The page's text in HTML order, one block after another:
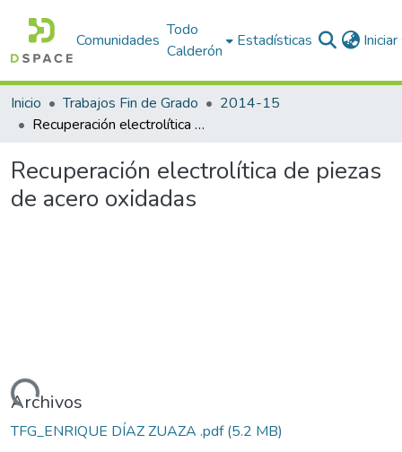
Comunidades
Todo
Calderón
Estadísticas
Inicio Trabajos Fin de Grado
2014-15
Recuperación electrolítica de piezas de acero oxidadas
Recuperación electrolítica de piezas
de acero oxidadas
Cargando...
Archivos
TFG_ENRIQUE DÍAZ ZUAZA .pdf(5.2 MB)